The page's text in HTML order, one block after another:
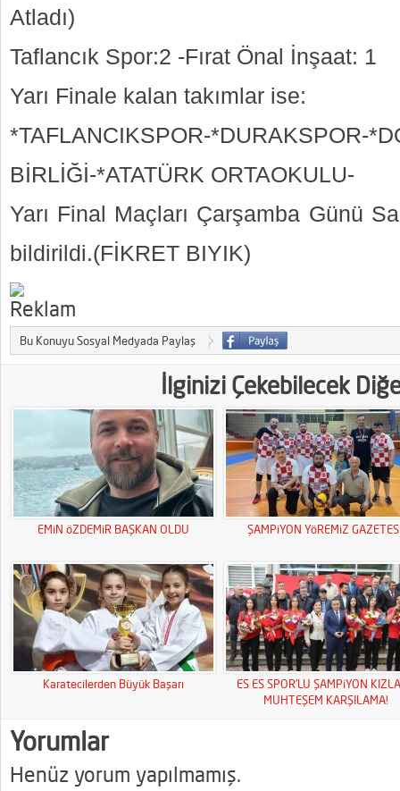
Atladı)
Taflancık Spor:2 -Fırat Önal İnşaat: 1
Yarı Finale kalan takımlar ise:
*TAFLANCIKSPOR-*DURAKSPOR-
BİRLİĞİ-*ATATÜRK ORTAOKULU-
Yarı Final Maçları Çarşamba Günü
bildirildi.(FİKRET BIYIK)
Bu Konuyu Sosyal Medyada Paylaş
İlginizi Çekebilecek
EMiN öZDEMiR BAŞKAN OLDU ŞAMPiYON YöREMiZ
Karatecilerden Büyük Başarı
ES ES SPOR’LU ŞAMPiYON
MUHTEŞEM KARŞILAMA!
Yorumlar
Henüz yorum yapılmamış.